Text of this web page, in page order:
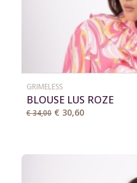
GRIMELESS
BLOUSE LUS ROZE
€ 34,00 € 30,60